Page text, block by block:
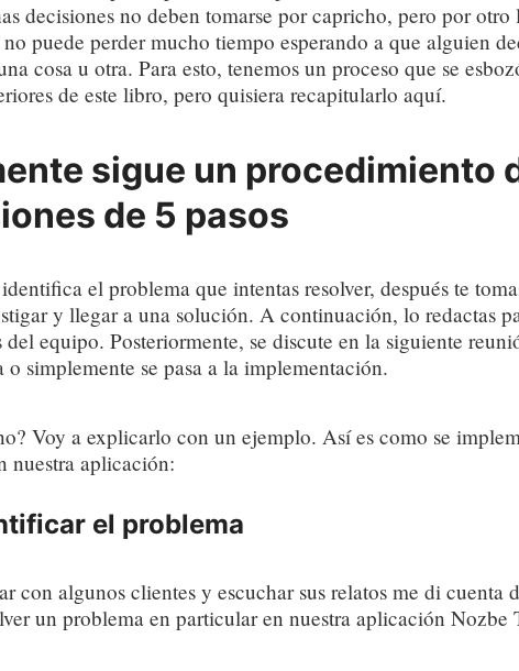
decisiones no deben tomarse por capricho, pero por otro
puede perder mucho tiempo esperando a que alguien
cosa u otra. Para esto, tenemos un proceso que se
de este libro, pero quisiera recapitularlo aquí.
sigue un procedimiento
de 5 pasos
el problema que intentas resolver, después te
y llegar a una solución. A continuación, lo redactas
del equipo. Posteriormente, se discute en la siguiente
o simplemente se pasa a la implementación.
Voy a explicarlo con un ejemplo. Así es como se
nuestra aplicación:
el problema
con algunos clientes y escuchar sus relatos me di cuenta
un problema en particular en nuestra aplicación Nozbe